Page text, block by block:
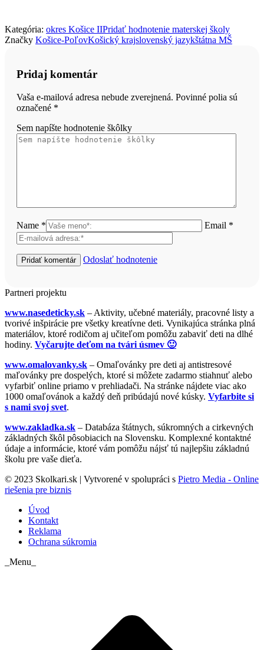
Kategória: okres Košice IIPridať hodnotenie materskej školy
Značky Košice-PoľovKošický krajslovenský jazykštátna MŠ
Pridaj komentár
Vaša e-mailová adresa nebude zverejnená. Povinné polia sú
označené *
Sem napíšte hodnotenie škôlky
Name * Email *
Odoslať hodnotenie
Partneri projektu
www.nasedeticky.sk – Aktivity, učebné materiály, pracovné listy a
tvorivé inšpirácie pre všetky kreatívne deti. Vynikajúca stránka plná
materiálov, ktoré rodičom aj učiteľom pomôžu zabaviť deti na dlhé
hodiny. Vyčarujte deťom na tvári úsmev 🙂
www.omalovanky.sk – Omaľovánky pre deti aj antistresové
maľovánky pre dospelých, ktoré si môžete zadarmo stiahnuť alebo
vyfarbiť online priamo v prehliadači. Na stránke nájdete viac ako
1000 omaľovánok a každý deň pribúdajú nové kúsky. Vyfarbite si
s nami svoj svet.
www.zakladka.sk – Databáza štátnych, súkromných a cirkevných
základných škôl pôsobiacich na Slovensku. Komplexné kontaktné
údaje a informácie, ktoré vám pomôžu nájsť tú najlepšiu základnú
školu pre vaše dieťa.
© 2023 Skolkari.sk | Vytvorené v spolupráci s Pietro Media - Online
riešenia pre biznis
Úvod
Kontakt
Reklama
Ochrana súkromia
_Menu_